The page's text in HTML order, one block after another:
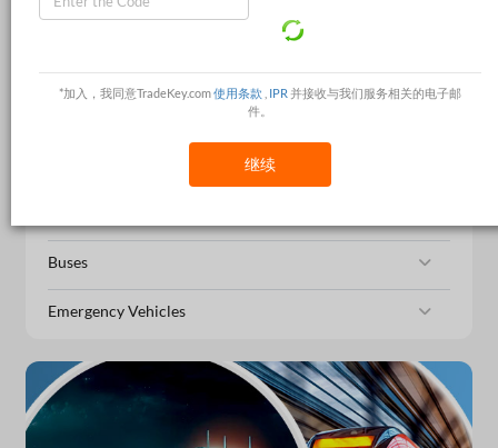
*加入，我同意TradeKey.com使用条款 IPR并接收与我们服务相关的电子邮
件。
继续
Trailers
Buses
Emergency Vehicles